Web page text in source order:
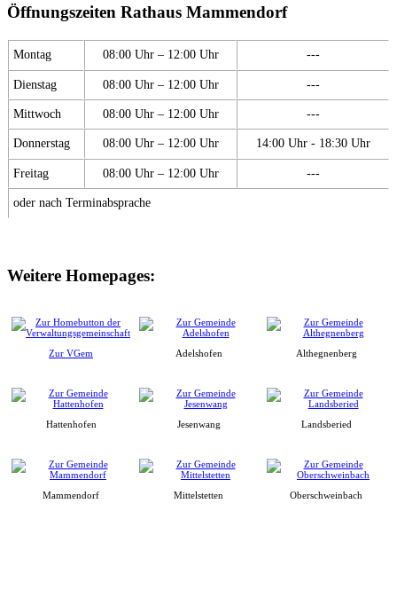
Öffnungszeiten Rathaus Mammendorf
Montag 08:00 Uhr – 12:00 Uhr ---
Dienstag 08:00 Uhr – 12:00 Uhr ---
Mittwoch 08:00 Uhr – 12:00 Uhr ---
Donnerstag 08:00 Uhr – 12:00 Uhr 14:00 Uhr - 18:30 Uhr
Freitag 08:00 Uhr – 12:00 Uhr ---
oder nach Terminabsprache
Weitere Homepages:
Zur VGem Adelshofen Althegnenberg
Hattenhofen Jesenwang Landsberied
Mammendorf Mittelstetten Oberschweinbach